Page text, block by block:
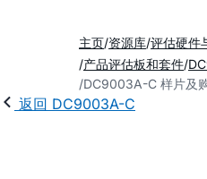
主页 资源库 评估硬件
产品评估板和套件
DC9003A-C 样片及
返回 DC9003A-C